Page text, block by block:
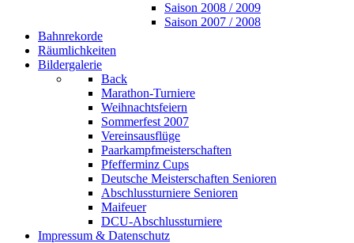
Saison 2008 / 2009
Saison 2007 / 2008
Bahnrekorde
Räumlichkeiten
Bildergalerie
Back
Marathon-Turniere
Weihnachtsfeiern
Sommerfest 2007
Vereinsausflüge
Paarkampfmeisterschaften
Pfefferminz Cups
Deutsche Meisterschaften Senioren
Abschlussturniere Senioren
Maifeuer
DCU-Abschlussturniere
Impressum & Datenschutz